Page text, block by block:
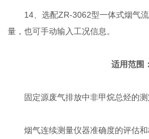
14、选配ZR-3062型一体式烟气流
量，也可手动输入工况信息。
适用范围：
固定源废气排放中非甲烷总烃的测
烟气连续测量仪器准确度的评估和